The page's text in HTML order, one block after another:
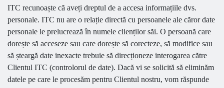
ITC recunoaște că aveți dreptul de a accesa informațiile dvs.
personale. ITC nu are o relație directă cu persoanele ale căror date
personale le prelucrează în numele clienților săi. O persoană care
dorește să acceseze sau care dorește să corecteze, să modifice sau
să șteargă date inexacte trebuie să direcționeze interogarea către
Clientul ITC (controlorul de date). Dacă vi se solicită să eliminăm
datele pe care le procesăm pentru Clientul nostru, vom răspunde